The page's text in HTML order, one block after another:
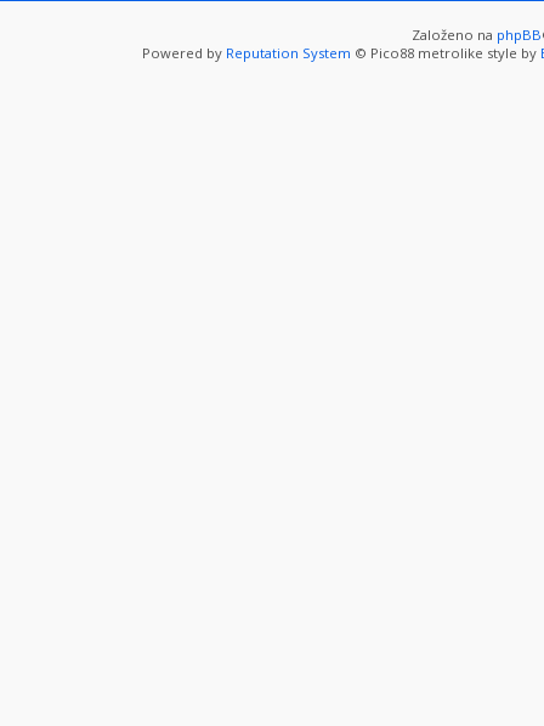
Založeno na phpBB
Powered by Reputation System © Pico88 metrolike style by